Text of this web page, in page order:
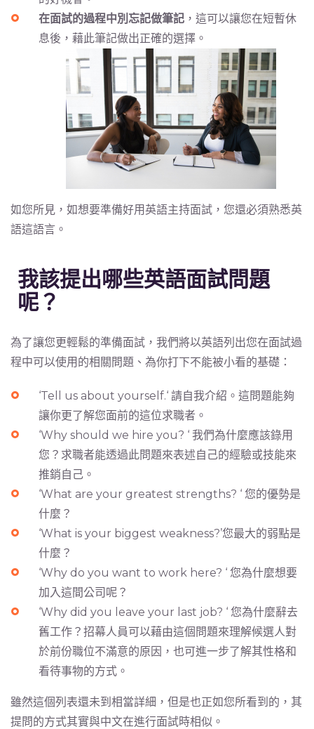
在面試的過程中別忘記做筆記 ，這可以讓您在短暫休
息後，藉此筆記做出正確的選擇。
如您所見，如想要準備好用英語主持面試，您還必須熟悉英
語這語言。
我該提出哪些英語面試問題
呢？
為了讓您更輕鬆的準備面試，我們將以英語列出您在面試過
程中可以使用的相關問題、為你打下不能被小看的基礎：
‘Tell us about yourself.‘ 請自我介紹。這問題能夠
讓你更了解您面前的這位求職者。
‘Why should we hire you? ‘ 我們為什麼應該錄用
您？求職者能透過此問題來表述自己的經驗或技能來
推銷自己。
‘What are your greatest strengths? ‘ 您的優勢是
什麼？
‘What is your biggest weakness?’您最大的弱點是
什麼？
‘Why do you want to work here? ‘ 您為什麼想要
加入這間公司呢？
‘Why did you leave your last job? ‘ 您為什麼辭去
舊工作？招幕人員可以藉由這個問題來理解候選人對
於前份職位不滿意的原因，也可進一步了解其性格和
看待事物的方式。
雖然這個列表還未到相當詳細，但是也正如您所看到的，其
提問的方式其實與中文在進行面試時相似。